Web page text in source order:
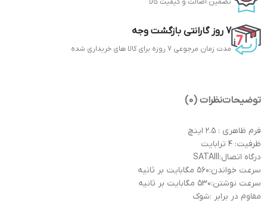
7 روز گارانتی بازگشت وجه
مدت زمان مرجوعی 7 روزه برای کالا های خریداری شده
توضیحاتنظرات (0)
فرم ظاهری : ۲.۵ اینچ
ظرفیت: ۴ ترابایت
درگاه اتصال:SATAIII
سرعت خواندن:۵۶۰ مگابایت بر ثانیه
سرعت نوشتن:۵۳۰ مگابایت بر ثانیه
مقاوم در برابر :شوک